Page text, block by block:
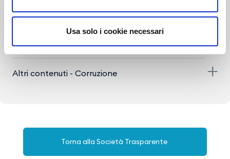
Usa solo i cookie necessari
Beni immobili e gestione patrimonio
Controlli e rilievi sull'amministrazione
Servizi erogati
Altri contenuti - Corruzione
Torna alla Società Trasparente